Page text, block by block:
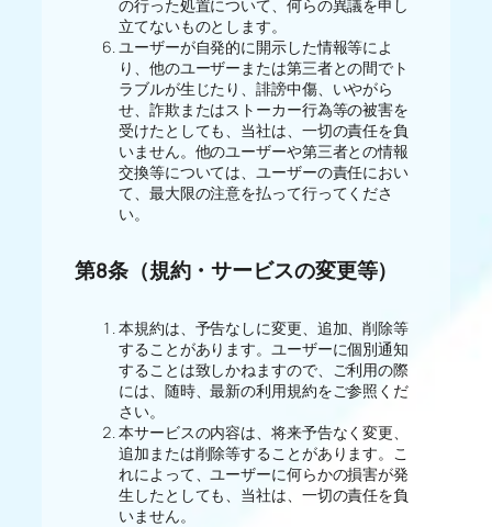
の行った処置について、何らの異議を申し
立てないものとします。
ユーザーが自発的に開示した情報等によ
り、他のユーザーまたは第三者との間でト
ラブルが生じたり、誹謗中傷、いやがら
せ、詐欺またはストーカー行為等の被害を
受けたとしても、当社は、一切の責任を負
いません。他のユーザーや第三者との情報
交換等については、ユーザーの責任におい
て、最大限の注意を払って行ってくださ
い。
第8条（規約・サービスの変更等）
本規約は、予告なしに変更、追加、削除等
することがあります。ユーザーに個別通知
することは致しかねますので、ご利用の際
には、随時、最新の利用規約をご参照くだ
さい。
本サービスの内容は、将来予告なく変更、
追加または削除等することがあります。こ
れによって、ユーザーに何らかの損害が発
生したとしても、当社は、一切の責任を負
いません。